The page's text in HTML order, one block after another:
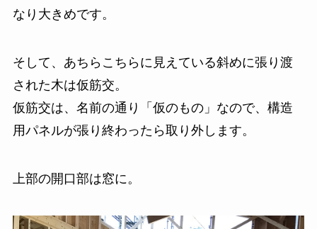
なり大きめです。
そして、あちらこちらに見えている斜めに張り渡
された木は仮筋交。
仮筋交は、名前の通り「仮のもの」なので、構造
用パネルが張り終わったら取り外します。
上部の開口部は窓に。